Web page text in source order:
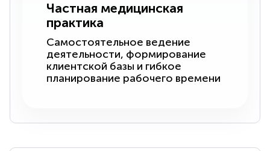
Частная медицинская
практика
Самостоятельное ведение
деятельности, формирование
клиентской базы и гибкое
планирование рабочего времени